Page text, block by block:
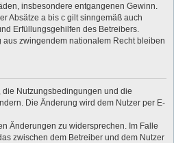
insbesondere entgangenen Gewinn.
Absätze a bis c gilt sinngemäß auch
Erfüllungsgehilfen des Betreibers.
aus zwingendem nationalem Recht bleiben
die Nutzungsbedingungen und die
Die Änderung wird dem Nutzer per E-
Änderungen zu widersprechen. Im Falle
zwischen dem Betreiber und dem Nutzer